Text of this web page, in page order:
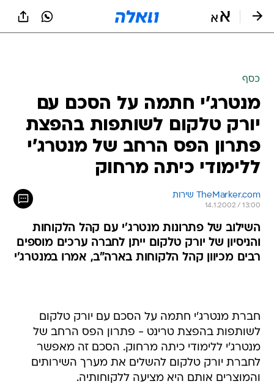
כסף
מנטרג'י חתמה על הסכם עם
יורק טלקום לשותפות בהפצת
פתרון הפס הרחב של מנטרג'י
ללימודי כיתה מרחוק
TheMarker.com שירות
14.1.2002 / 13:00
השילוב של פתרונות מנטרג'י עם קהל הלקוחות
והניסיון של יורק טלקום ייתן לחברה ערכים מוספים
רבים מכיוון קהל הלקוחות בארה"ב, אמרו במנטרג'י
חברת מנטרג'י חתמה על הסכם עם יורק טלקום
לשותפות בהפצת טרינט - פתרון הפס הרחב של
מנטרג'י ללימודי כיתה מרחוק. הסכם זה מאפשר
לחברת יורק טלקום להשלים את מערך השירותים
והמוצרים אותם היא מציעה ללקוחותיה.